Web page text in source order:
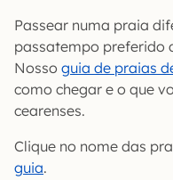
Passear numa praia
passatempo preferido
Nosso guia de praias
como chegar e o que
cearenses.
Clique no nome das
guia.